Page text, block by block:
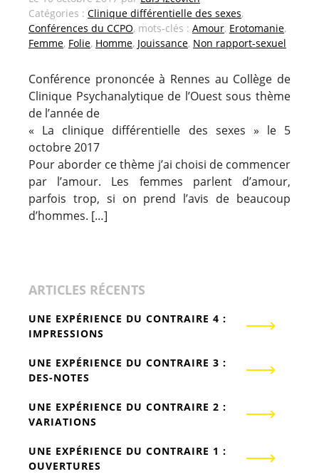
Catégories : Clinique différentielle des sexes,
Conférences du CCPO, mots-clés : Amour, Erotomanie,
Femme, Folie, Homme, Jouissance, Non rapport-sexuel
Conférence prononcée à Rennes au Collège de
Clinique Psychanalytique de l’Ouest sous thème
de l’année de
« La clinique différentielle des sexes » le 5
octobre 2017
Pour aborder ce thème j’ai choisi de commencer
par l’amour. Les femmes parlent d’amour,
parfois trop, si on prend l’avis de beaucoup
d’hommes. […]
ARTICLES RÉCENTS
UNE EXPÉRIENCE DU CONTRAIRE 4 :
IMPRESSIONS
UNE EXPÉRIENCE DU CONTRAIRE 3 :
DES-NOTES
UNE EXPÉRIENCE DU CONTRAIRE 2 :
VARIATIONS
UNE EXPÉRIENCE DU CONTRAIRE 1 :
OUVERTURES